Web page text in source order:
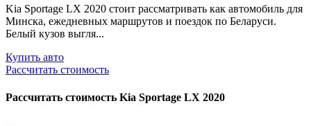
Kia Sportage LX 2020 стоит рассматривать как автомобиль для
Минска, ежедневных маршрутов и поездок по Беларуси.
Белый кузов выгля...
Купить авто
Рассчитать стоимость
Рассчитать стоимость Kia Sportage LX 2020